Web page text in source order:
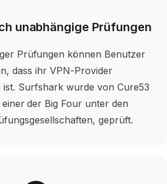
unabhängige Prüfungen
Prüfungen können Benutzer
dass ihr VPN-Provider
Surfshark wurde von Cure53
der Big Four unter den
geprüft.